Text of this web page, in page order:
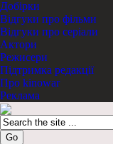
Добірки
Відгуки про фільми
Відгуки про серіали
Актори
Режисери
Підтримка редакції
Про kinowar
Реклама
Go